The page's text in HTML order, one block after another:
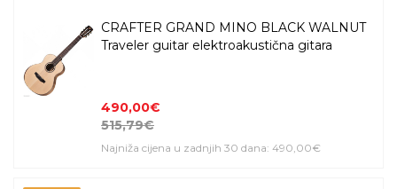
CRAFTER GRAND MINO BLACK WALNUT
Traveler guitar elektroakustična gitara
490,00€
515,79€
Najniža cijena u zadnjih 30 dana: 490,00€